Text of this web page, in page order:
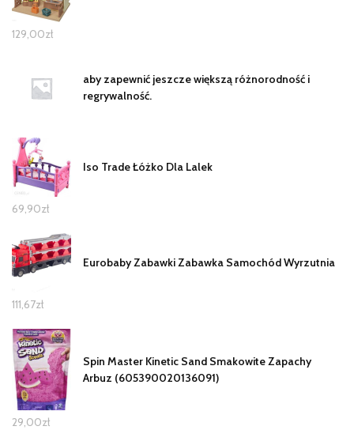
129,00zł
aby zapewnić jeszcze większą różnorodność i
regrywalność.
Iso Trade Łóżko Dla Lalek
69,90zł
Eurobaby Zabawki Zabawka Samochód Wyrzutnia
111,67zł
Spin Master Kinetic Sand Smakowite Zapachy
Arbuz (605390020136091)
29,00zł